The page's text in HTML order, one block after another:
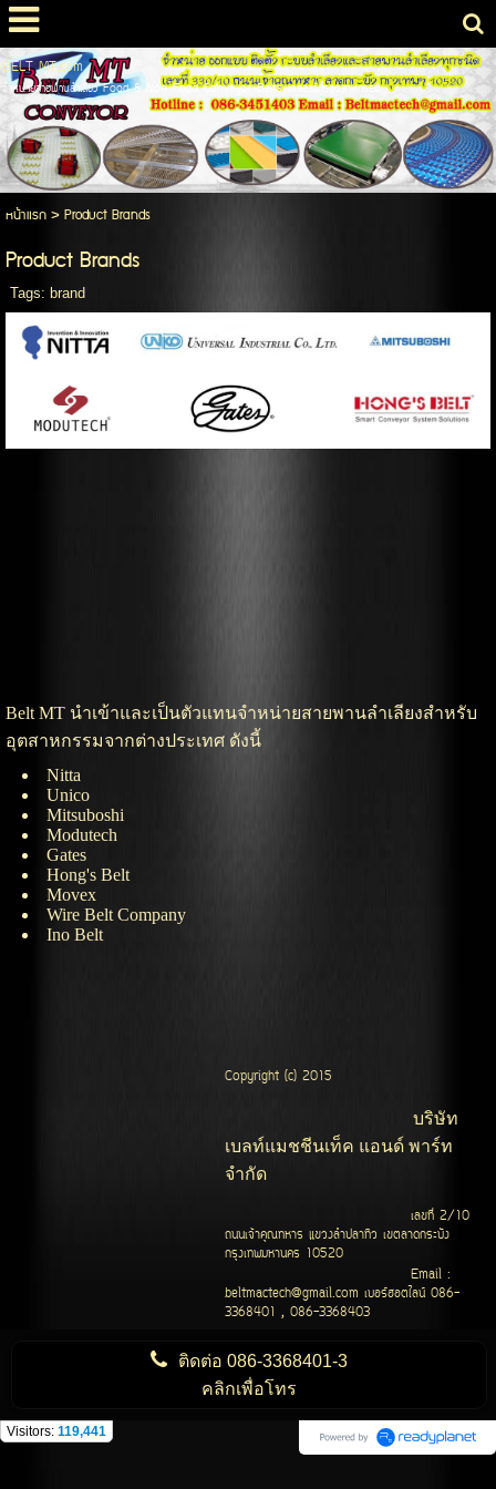
BELT MT.com
จำหน่ายสายพานลำเลียง Food & Non Food Conveyor Belts เคร่องจักรอุตสาหกรรม
หน้าแรก>Product Brands
Product Brands
Tags: brand
Belt MT นำเข้าและเป็นตัวแทนจำหน่ายสายพานลำเลียงสำหรับ
อุตสาหกรรมจากต่างประเทศ ดังนี้
Nitta
Unico
Mitsuboshi
Modutech
Gates
Hong's Belt
Movex
Wire Belt Company
Ino Belt
Copyright (c) 2015
บริษัท
เบลท์แมชชีนเท็ค แอนด์ พาร์ท
จำกัด
เลขที่ 2/10
ถนนเจ้าคุณทหาร แขวงลำปลาทิว เขตลาดกระบัง
กรุงเทพมหานคร 10520
Email :
beltmactech@gmail.com เบอร์ฮอตไลน์ 086-
3368401 , 086-3368403
ติดต่อ 086-3368401-3
คลิกเพื่อโทร
Visitors: 119,441